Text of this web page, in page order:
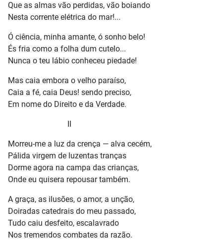
Que as almas vão perdidas, vão boiando
Nesta corrente elétrica do mar!...
Ó ciência, minha amante, ó sonho belo!
És fria como a folha dum cutelo...
Nunca o teu lábio conheceu piedade!
Mas caia embora o velho paraíso,
Caia a fé, caia Deus! sendo preciso,
Em nome do Direito e da Verdade.
Morreu-me a luz da crença — alva cecém,
Pálida virgem de luzentas tranças
Dorme agora na campa das crianças,
Onde eu quisera repousar também.
A graça, as ilusões, o amor, a unção,
Doiradas catedrais do meu passado,
Tudo caiu desfeito, escalavrado
Nos tremendos combates da razão.